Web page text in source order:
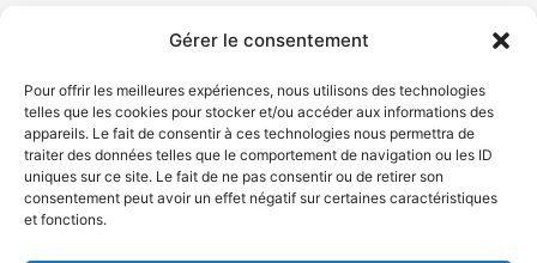
Gérer le consentement
Pour offrir les meilleures expériences, nous utilisons des technologies
telles que les cookies pour stocker et/ou accéder aux informations des
appareils. Le fait de consentir à ces technologies nous permettra de
traiter des données telles que le comportement de navigation ou les ID
uniques sur ce site. Le fait de ne pas consentir ou de retirer son
consentement peut avoir un effet négatif sur certaines caractéristiques
et fonctions.